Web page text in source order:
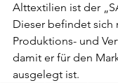
Alttextilien ist der
Dieser befindet sich
Produktions- und
damit er für den
ausgelegt ist.